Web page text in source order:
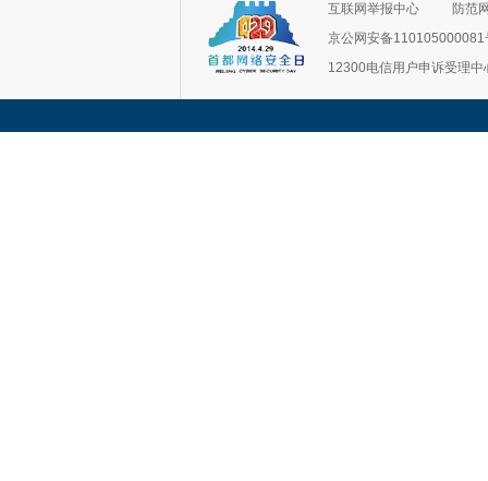
互联网举报中心
防范
京公网安备110105000081
12300电信用户申诉受理中